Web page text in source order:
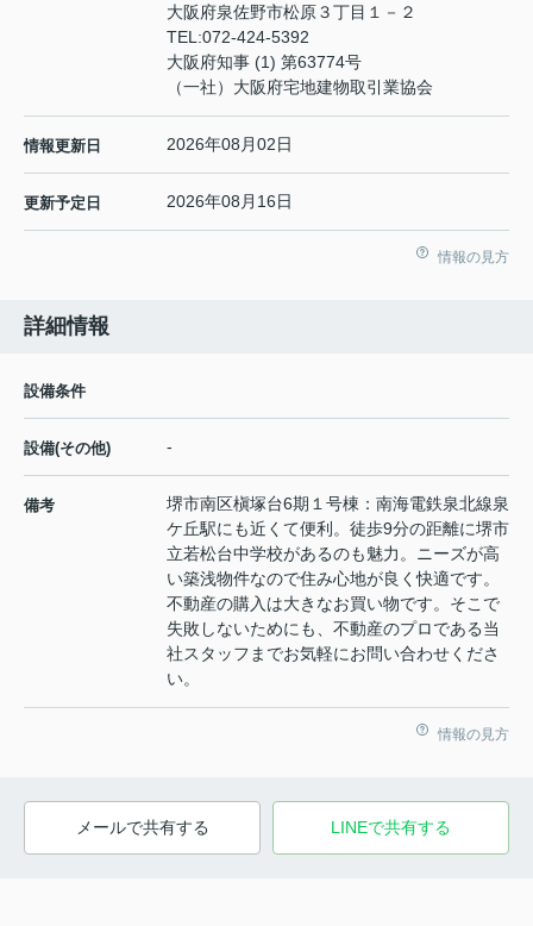
大阪府泉佐野市松原３丁目１－２
TEL:072-424-5392
大阪府知事 (1) 第63774号
（一社）大阪府宅地建物取引業協会
情報更新日 2026年08月02日
更新予定日 2026年08月16日
情報の見方
詳細情報
設備条件
設備(その他) -
備考
堺市南区槇塚台6期１号棟：南海電鉄泉北線泉
ケ丘駅にも近くて便利。徒歩9分の距離に堺市
立若松台中学校があるのも魅力。ニーズが高
い築浅物件なので住み心地が良く快適です。
不動産の購入は大きなお買い物です。そこで
失敗しないためにも、不動産のプロである当
社スタッフまでお気軽にお問い合わせくださ
い。
情報の見方
メールで共有する LINEで共有する